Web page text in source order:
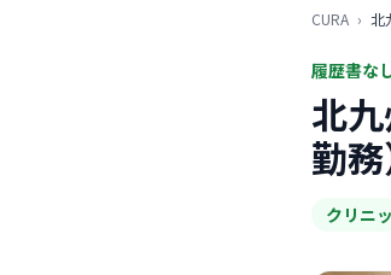
CURA › 北
履歴書な
北
勤務
クリニ